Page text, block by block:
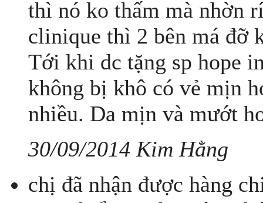
thì nó ko thấm mà nhờn
clinique thì 2 bên má đỡ
Tới khi dc tặng sp hope
không bị khô có vẻ mịn
nhiều. Da mịn và mướt
30/09/2014 Kim Hằng
chị đã nhận được hàng